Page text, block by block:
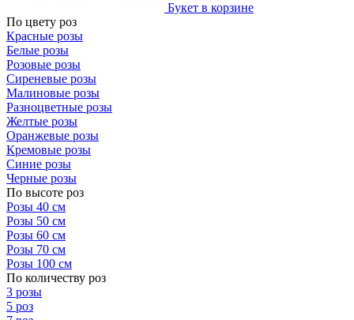
Букет в корзине
По цвету роз
Красные розы
Белые розы
Розовые розы
Сиреневые розы
Малиновые розы
Разноцветные розы
Желтые розы
Оранжевые розы
Кремовые розы
Синие розы
Черные розы
По высоте роз
Розы 40 см
Розы 50 см
Розы 60 см
Розы 70 см
Розы 100 см
По количеству роз
3 розы
5 роз